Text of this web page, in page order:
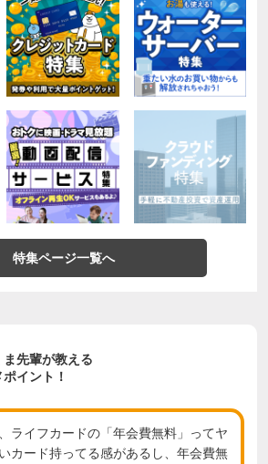
特集ページ一覧へ
先輩が教える
イント！
ライフカードの「年会費無料」ってヤ
カード持ってる感があるし、年会費無